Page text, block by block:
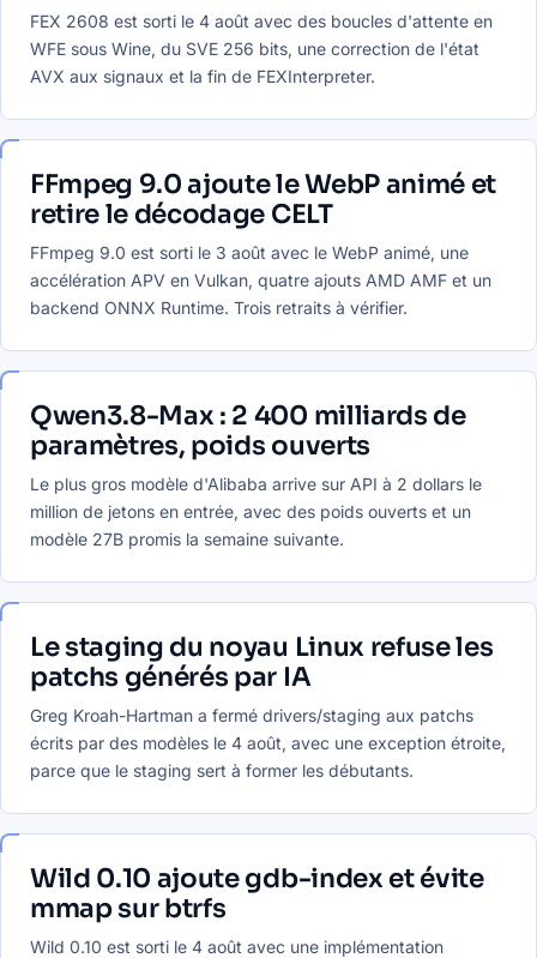
FEX 2608 est sorti le 4 août avec des boucles d'attente en
WFE sous Wine, du SVE 256 bits, une correction de l'état
AVX aux signaux et la fin de FEXInterpreter.
FFmpeg 9.0 ajoute le WebP animé et
retire le décodage CELT
FFmpeg 9.0 est sorti le 3 août avec le WebP animé, une
accélération APV en Vulkan, quatre ajouts AMD AMF et un
backend ONNX Runtime. Trois retraits à vérifier.
Qwen3.8-Max : 2 400 milliards de
paramètres, poids ouverts
Le plus gros modèle d'Alibaba arrive sur API à 2 dollars le
million de jetons en entrée, avec des poids ouverts et un
modèle 27B promis la semaine suivante.
Le staging du noyau Linux refuse les
patchs générés par IA
Greg Kroah-Hartman a fermé drivers/staging aux patchs
écrits par des modèles le 4 août, avec une exception étroite,
parce que le staging sert à former les débutants.
Wild 0.10 ajoute gdb-index et évite
mmap sur btrfs
Wild 0.10 est sorti le 4 août avec une implémentation